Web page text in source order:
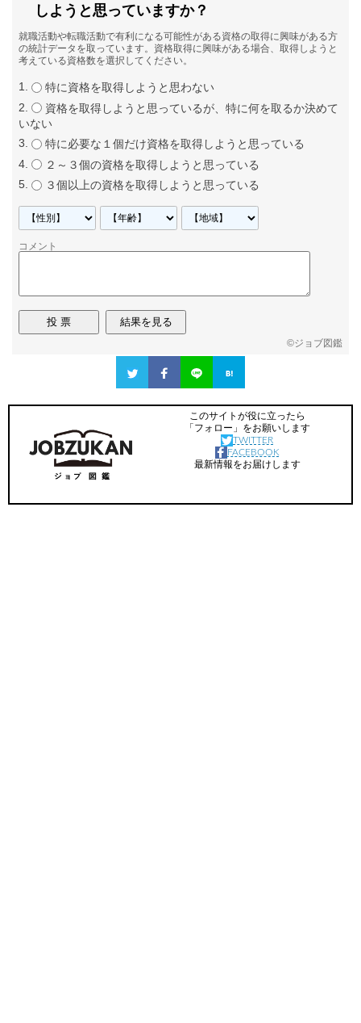
しようと思っていますか？
就職活動や転職活動で有利になる可能性がある資格の取得に興味がある方
の統計データを取っています。資格取得に興味がある場合、取得しようと
考えている資格数を選択してください。
特に資格を取得しようと思わない
資格を取得しようと思っているが、特に何を取るか決めて
いない
特に必要な１個だけ資格を取得しようと思っている
２～３個の資格を取得しようと思っている
３個以上の資格を取得しようと思っている
コメント
©ジョブ図鑑
このサイトが役に立ったら
「フォロー」をお願いします
TWITTER
FACEBOOK
最新情報をお届けします